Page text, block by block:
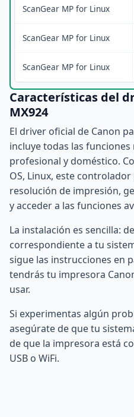
ScanGear MP for Linux
ScanGear MP for Linux
ScanGear MP for Linux
Características del
MX924
El driver oficial de Canon
incluye todas las
profesional y doméstico.
OS, Linux, este
resolución de impresión,
y acceder a las funciones
La instalación es sencilla:
correspondiente a tu
sigue las instrucciones en
tendrás tu impresora
usar.
Si experimentas algún
asegúrate de que tu
de que la impresora está
USB o WiFi.